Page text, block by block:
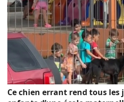
Ce chien errant rend tous les